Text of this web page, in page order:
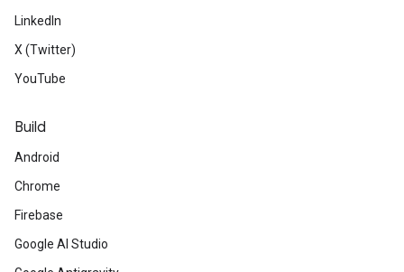
LinkedIn
X (Twitter)
YouTube
Build
Android
Chrome
Firebase
Google AI Studio